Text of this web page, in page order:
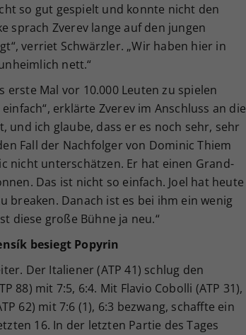
so gut gespielt und konnte nicht den
sprach Zverev lange auf den jungen
verriet Schwärzler. „Wir haben hier in
nett.“
erste Mal vor 10.000 Leuten zu spielen
erklärte Zverev im Anschluss an die
und ich glaube, dass er es noch sehr, sehr
Fall der Nachfolger von Dominic Thiem
nicht unterschätzen. Er hat einen Grand-
Das ist nicht so einfach. Joel hat heute
breaken. Danach ist es bei ihm ein wenig
diese große Bühne ja neu.“
besiegt Popyrin
Der Italiener (ATP 41) schlug den
88) mit 7:5, 6:4. Mit Flavio Cobolli (ATP 31),
62) mit 7:6 (1), 6:3 bezwang, schaffte ein
16. In der letzten Partie des Tages